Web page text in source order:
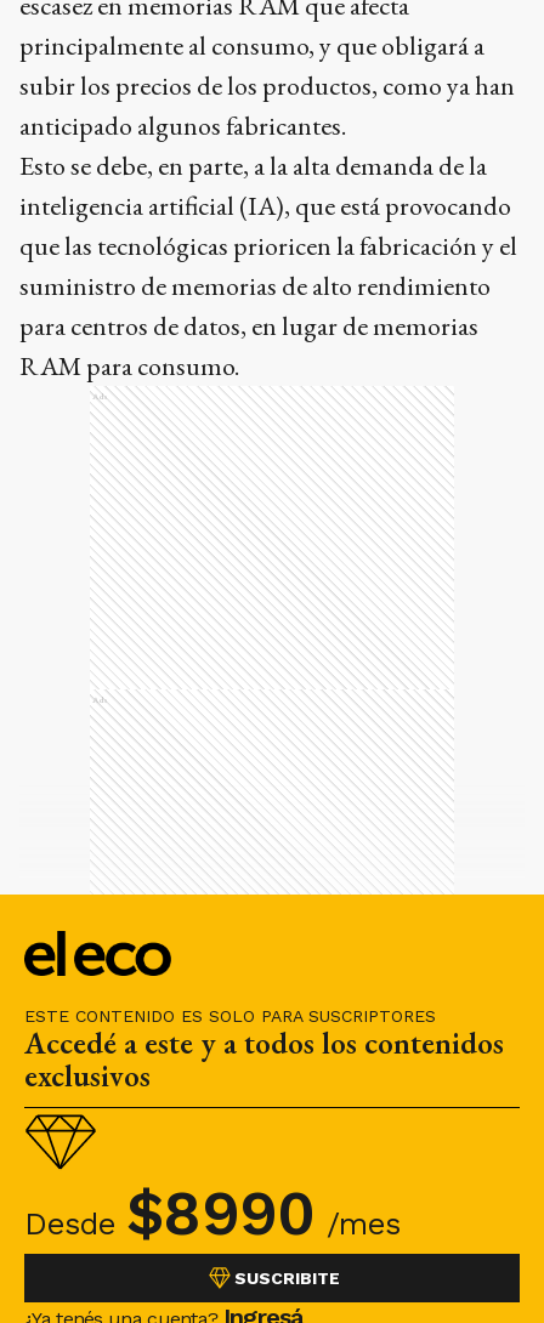
ESTE CONTENIDO ES SOLO PARA SUSCRIPTORES
Accedé a este y a todos los contenidos
exclusivos
Desde $8990 /mes
SUSCRIBITE
principalmente al consumo, y que obligará a
subir los precios de los productos, como ya han
anticipado algunos fabricantes.
Esto se debe, en parte, a la alta demanda de la
inteligencia artificial (IA), que está provocando
que las tecnológicas prioricen la fabricación y el
suministro de memorias de alto rendimiento
para centros de datos, en lugar de memorias
RAM para consumo.
Ads
Ads